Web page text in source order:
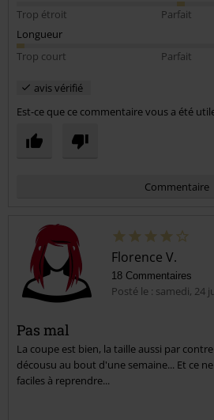
Trop étroit
Parfait
Longueur
Trop court
Parfait
avis vérifié
Est-ce que ce commentaire vous a été
Commentaire
Envoyer le commentaire
Florence V.
18 Commentaires
Posté le : samedi, 24
Pas mal
La coupe est bien, la taille aussi par
décousu au bout d'une semaine... Et ce
faciles à reprendre...